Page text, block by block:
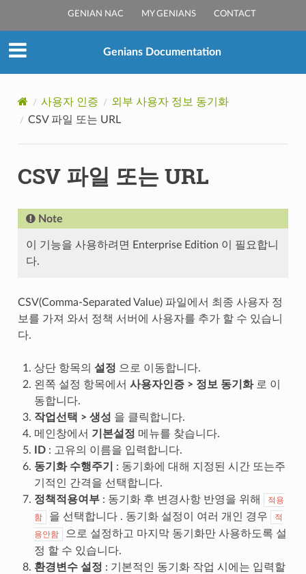
GENIAN NAC MY GENIANS CONTACT
Genians Documentation
사용자 인증
외부 사용자 정보 동기화
CSV 파일 또는 URL
CSV 파일 또는 URL
Note
이 기능을 사용하려면 Enterprise Edition 이 필요합니
다.
CSV(Comma-Separated Value) 파일에서 최종 사용자 정
보를 가져 와서 정책 서버에 사용자를 추가 할 수 있습니
다.
상단 항목의 설정 으로 이동합니다.
왼쪽 설정 항목에서 사용자인증 > 정보 동기화로 이
동합니다.
작업선택 > 생성 을 클릭합니다.
메인창에서 기본설정 메뉴를 찾습니다.
ID: 고유의 이름을 입력합니다.
동기화 수행주기
: 동기화에 대해 지정된 시간 또는주
기적인 간격을 선택합니다.
정책적용여부: 동기화 후 변경사항 반영을 위해
적용
함
을 선택합니다 . 동기화 설정이 여러 개인 경우
적
용안함
으로 설정하고 마지막 동기화만 사용하도록 설
정 할 수 있습니다.
환경변수 설정 : 기본적인 동기화 작업 시에는 입력할